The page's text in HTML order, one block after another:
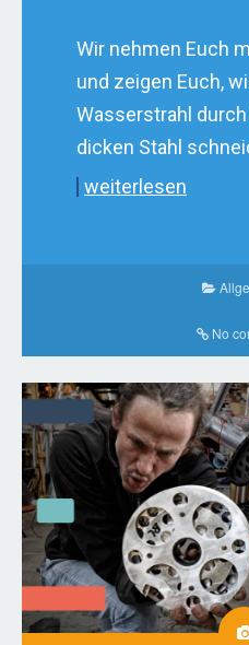
Wir nehmen Euch
und zeigen Euch,
Wasserstrahl
dicken Stahl
weiterlesen
No